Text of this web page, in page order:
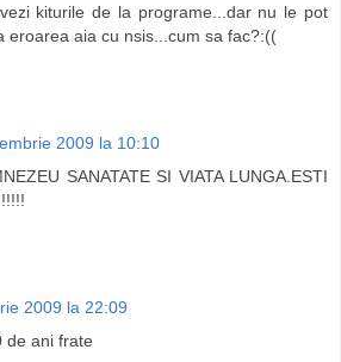
kiturile de la programe...dar nu le pot
eroarea aia cu nsis...cum sa fac?:((
2009 la 10:10
SANATATE SI VIATA LUNGA.ESTI
2009 la 22:09
de ani frate